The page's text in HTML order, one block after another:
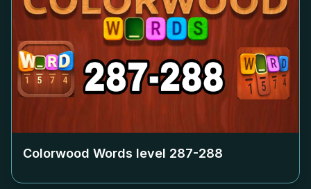
Colorwood Words level 287-288